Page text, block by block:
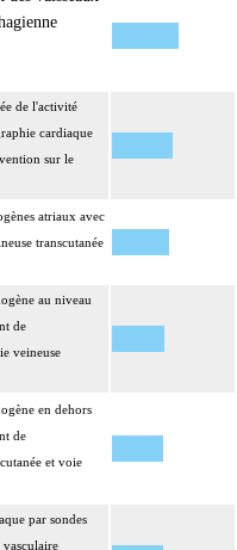
de l'activité
cardiaque
sur le
atriaux avec
transcutanée
au niveau
de
veineuse
en dehors
de
et voie
par sondes